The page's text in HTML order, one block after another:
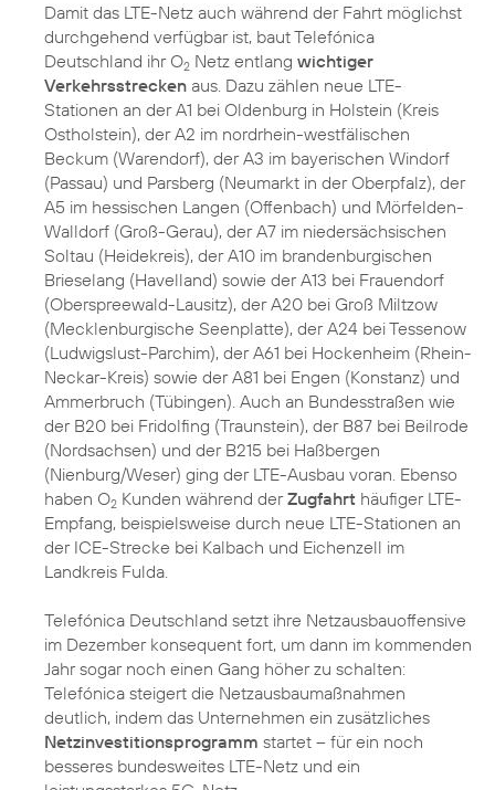
Damit das LTE-Netz auch während der Fahrt möglichst
durchgehend verfügbar ist, baut Telefónica
Deutschland ihr O2 Netz entlang wichtiger
Verkehrsstrecken aus. Dazu zählen neue LTE-
Stationen an der A1 bei Oldenburg in Holstein (Kreis
Ostholstein), der A2 im nordrhein-westfälischen
Beckum (Warendorf), der A3 im bayerischen Windorf
(Passau) und Parsberg (Neumarkt in der Oberpfalz), der
A5 im hessischen Langen (Offenbach) und Mörfelden-
Walldorf (Groß-Gerau), der A7 im niedersächsischen
Soltau (Heidekreis), der A10 im brandenburgischen
Brieselang (Havelland) sowie der A13 bei Frauendorf
(Oberspreewald-Lausitz), der A20 bei Groß Miltzow
(Mecklenburgische Seenplatte), der A24 bei Tessenow
(Ludwigslust-Parchim), der A61 bei Hockenheim (Rhein-
Neckar-Kreis) sowie der A81 bei Engen (Konstanz) und
Ammerbruch (Tübingen). Auch an Bundesstraßen wie
der B20 bei Fridolfing (Traunstein), der B87 bei Beilrode
(Nordsachsen) und der B215 bei Haßbergen
(Nienburg/Weser) ging der LTE-Ausbau voran. Ebenso
haben O2 Kunden während derZugfahrt häufiger LTE-
Empfang, beispielsweise durch neue LTE-Stationen an
der ICE-Strecke bei Kalbach und Eichenzell im
Landkreis Fulda.
Telefónica Deutschland setzt ihre Netzausbauoffensive
im Dezember konsequent fort, um dann im kommenden
Jahr sogar noch einen Gang höher zu schalten:
Telefónica steigert die Netzausbaumaßnahmen
deutlich, indem das Unternehmen ein zusätzliches
Netzinvestitionsprogramm startet – für ein noch
besseres bundesweites LTE-Netz und ein